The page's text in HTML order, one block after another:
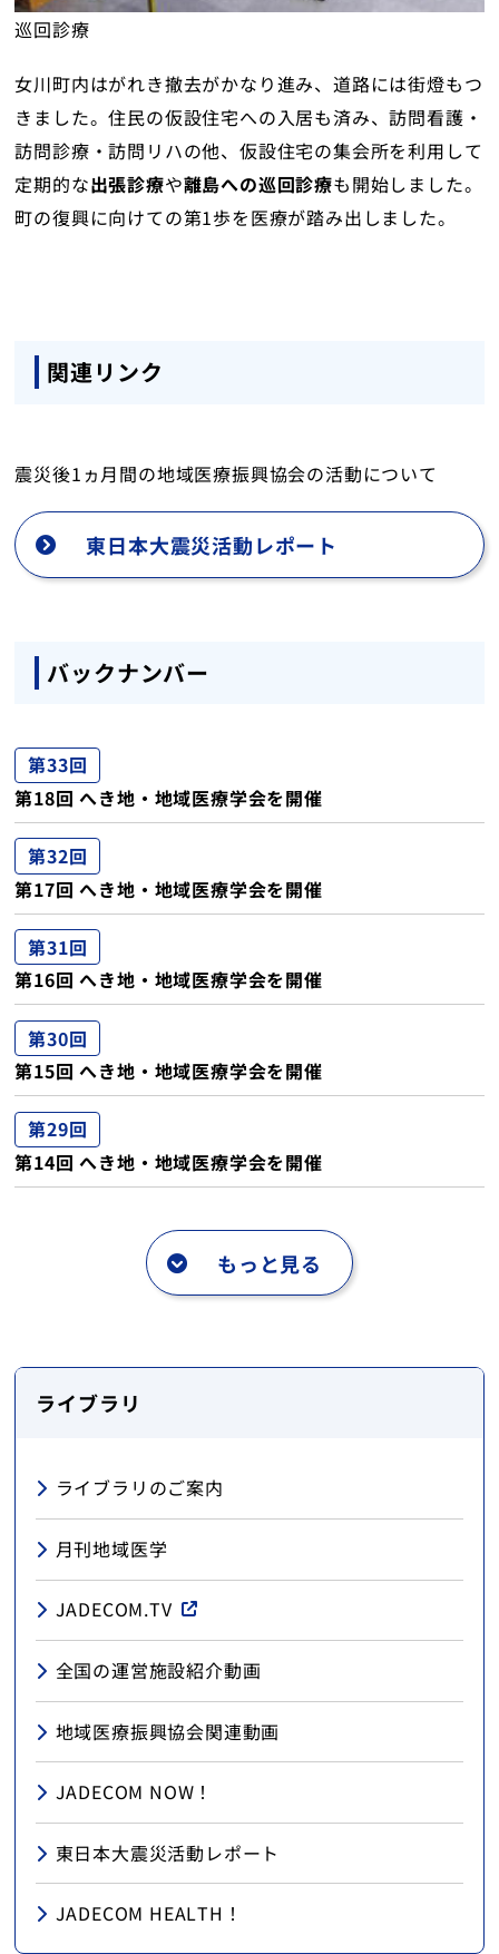
巡回診療
女川町内はがれき撤去がかなり進み、道路には街燈もつ
きました。住民の仮設住宅への入居も済み、訪問看護・
訪問診療・訪問リハの他、仮設住宅の集会所を利用して
定期的な出張診療や離島への巡回診療も開始しました。
町の復興に向けての第1歩を医療が踏み出しました。
関連リンク
震災後1ヵ月間の地域医療振興協会の活動について
東日本大震災活動レポート
バックナンバー
第33回
第18回 へき地・地域医療学会を開催
第32回
第17回 へき地・地域医療学会を開催
第31回
第16回 へき地・地域医療学会を開催
第30回
第15回 へき地・地域医療学会を開催
第29回
第14回 へき地・地域医療学会を開催
もっと見る
ライブラリ
ライブラリのご案内
月刊地域医学
JADECOM.TV
全国の運営施設紹介動画
地域医療振興協会関連動画
JADECOM NOW！
東日本大震災活動レポート
JADECOM HEALTH！